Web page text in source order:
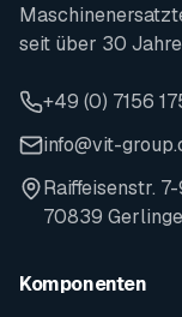
seit über 30
+49 (0) 7156
info@vit-
Raiffeisenstr.
70839
Komponenten